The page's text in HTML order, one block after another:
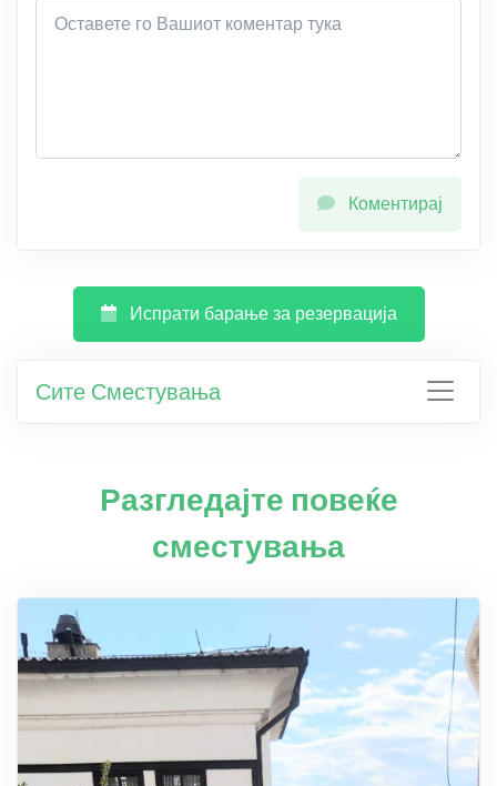
Коментирај
Испрати барање за резервација
Сите Сместувања
Разгледајте повеќе
сместувања